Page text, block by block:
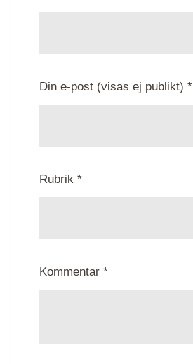
Din e-post (visas ej publikt) *
Rubrik *
Kommentar *